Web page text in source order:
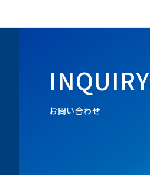
INQUIRY
お問い合わせ